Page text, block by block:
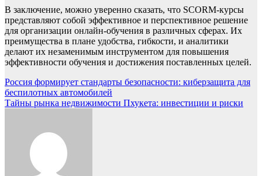
В заключение, можно уверенно сказать, что SCORM-курсы
представляют собой эффективное и перспективное решение
для организации онлайн-обучения в различных сферах. Их
преимущества в плане удобства, гибкости, и аналитики
делают их незаменимым инструментом для повышения
эффективности обучения и достижения поставленных целей.
Навигация
по
Россия формирует стандарты безопасности: киберзащита для
беспилотных автомобилей
Тайны рынка недвижимости Пхукета: инвестиции и риски